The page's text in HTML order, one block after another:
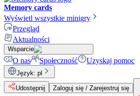
Memory cards
Wyświetl wszystkie minigry
Przegląd
Aktualności
Wsparcie
O nas Społeczność Uzyskaj pomoc
Język: pl
Udostępnij
Zaloguj się / Zarejestruj się